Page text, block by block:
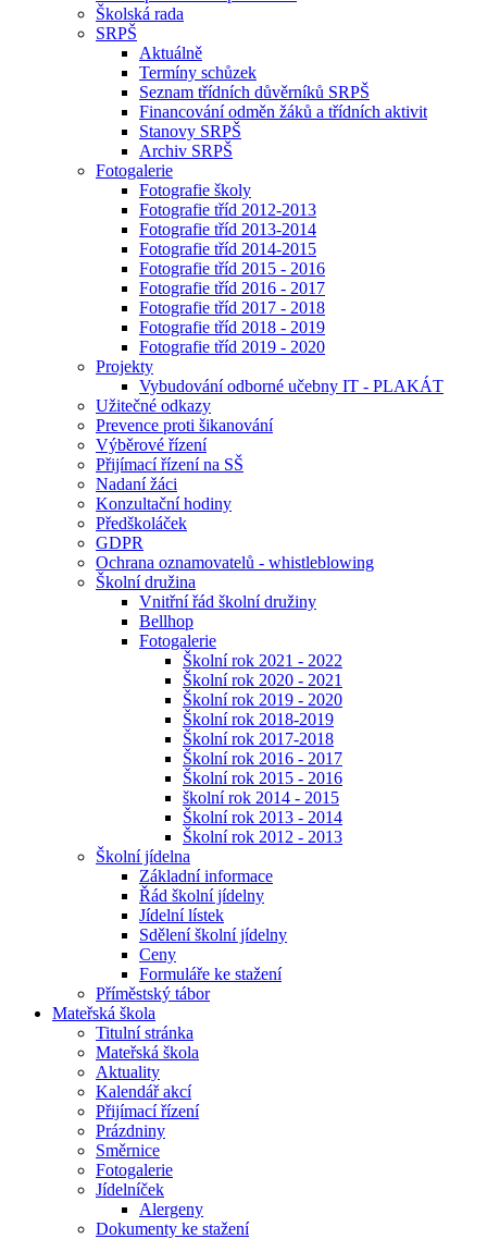
Školská rada
SRPŠ
Aktuálně
Termíny schůzek
Seznam třídních důvěrníků SRPŠ
Financování odměn žáků a třídních aktivit
Stanovy SRPŠ
Archiv SRPŠ
Fotogalerie
Fotografie školy
Fotografie tříd 2012-2013
Fotografie tříd 2013-2014
Fotografie tříd 2014-2015
Fotografie tříd 2015 - 2016
Fotografie tříd 2016 - 2017
Fotografie tříd 2017 - 2018
Fotografie tříd 2018 - 2019
Fotografie tříd 2019 - 2020
Projekty
Vybudování odborné učebny IT - PLAKÁT
Užitečné odkazy
Prevence proti šikanování
Výběrové řízení
Přijímací řízení na SŠ
Nadaní žáci
Konzultační hodiny
Předškoláček
GDPR
Ochrana oznamovatelů - whistleblowing
Školní družina
Vnitřní řád školní družiny
Bellhop
Fotogalerie
Školní rok 2021 - 2022
Školní rok 2020 - 2021
Školní rok 2019 - 2020
Školní rok 2018-2019
Školní rok 2017-2018
Školní rok 2016 - 2017
Školní rok 2015 - 2016
školní rok 2014 - 2015
Školní rok 2013 - 2014
Školní rok 2012 - 2013
Školní jídelna
Základní informace
Řád školní jídelny
Jídelní lístek
Sdělení školní jídelny
Ceny
Formuláře ke stažení
Příměstský tábor
Mateřská škola
Titulní stránka
Mateřská škola
Aktuality
Kalendář akcí
Přijímací řízení
Prázdniny
Směrnice
Fotogalerie
Jídelníček
Alergeny
Dokumenty ke stažení